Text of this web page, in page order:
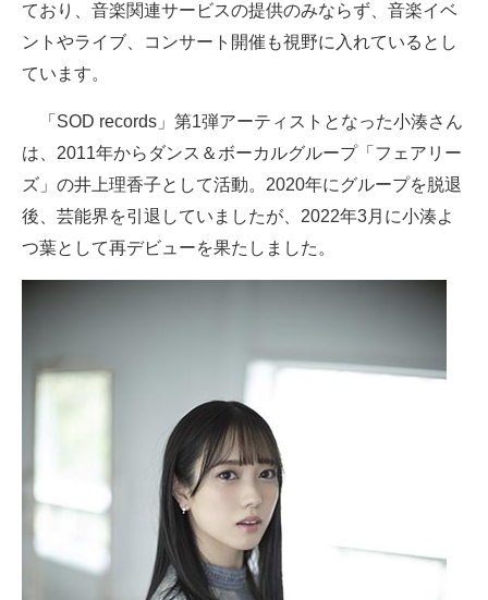
製造業のIT導入・活用を支援
モノづくり技術者専門サイト
エレクトロニクス専門サイト
電子設計の基本と応用
エネルギーの専門メディア
建設×テクノロジーの最前線
ており、音楽関連サービスの提供のみならず、音楽イベ
ントやライブ、コンサート開催も視野に入れているとし
ています。
「SOD records」第1弾アーティストとなった小湊さん
は、2011年からダンス＆ボーカルグループ「フェアリー
ズ」の井上理香子として活動。2020年にグループを脱退
後、芸能界を引退していましたが、2022年3月に小湊よ
つ葉として再デビューを果たしました。